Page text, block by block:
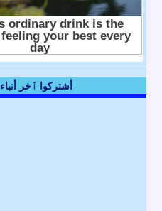
Abonnez-vous أشتركوا ٱخر أنباء